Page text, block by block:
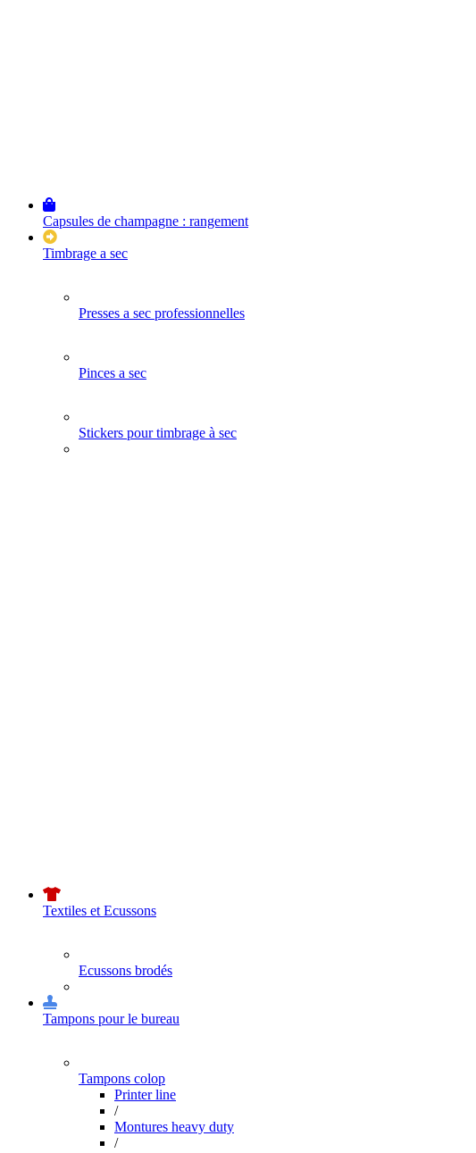
Capsules de champagne : rangement
Timbrage a sec
Presses a sec professionnelles
Pinces a sec
Stickers pour timbrage à sec
Textiles et Ecussons
Ecussons brodés
Tampons pour le bureau
Tampons colop
Printer line
/
Montures heavy duty
/